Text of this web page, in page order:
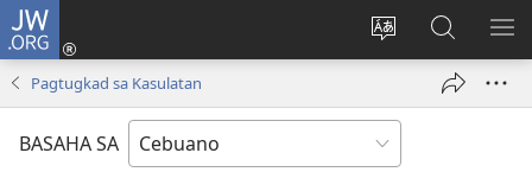
JW.ORG
Ilisi
pinulongan
sa
site
Log
ug
Pangitaa
sa
JW.ORG
Pagtugkad sa Kasulatan
BASAHA SA